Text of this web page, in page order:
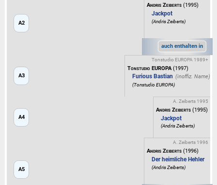
A2
Andris Zeiberts (1995)
Jackpot
(Andris Zeiberts)
auch enthalten in
A3
Tonstudio EUROPA 1989+
Tonstudio EUROPA (1997)
Furious Bastian
(Tonstudio EUROPA)
A4
A. Zeiberts 1995
Andris Zeiberts (1995)
Jackpot
(Andris Zeiberts)
A5
A. Zeiberts 1996
Andris Zeiberts (1996)
Der heimliche Hehler
(Andris Zeiberts)